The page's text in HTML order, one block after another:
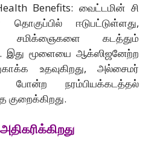
Benefits: வைட்டமின் சி
தொகுப்பில் ஈடுபட்டுள்ளது,
கடத்தும்
இது மூளையை ஆக்ஸிஜனேற்ற
உதவுகிறது, அல்சைமர்
போன்ற நரம்பியக்கடத்தல்